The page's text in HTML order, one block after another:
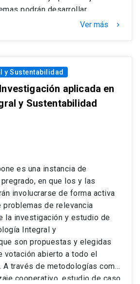
podrán desarrollar
aplicada eVer más keyboard_arrow_right
y Sustentabilidad
aplicada en
y Sustentabilidad
es una instancia de
en que los y las
involucrarse de forma activa
problemas de relevancia
la investigación y estudio de
Integral y
son propuestas y elegidas
votación abierto a todo el
A través de metodologías como
cooperativo, estudio de caso